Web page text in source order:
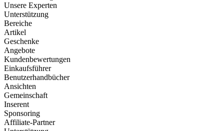
Unsere Experten
Unterstützung
Bereiche
Artikel
Geschenke
Angebote
Kundenbewertungen
Einkaufsführer
Benutzerhandbücher
Ansichten
Gemeinschaft
Inserent
Sponsoring
Affiliate-Partner